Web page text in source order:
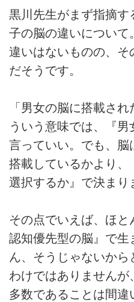
黒川先生がまず指摘す
子の脳の違いについて
違いはないものの、そ
だそうです。
「男女の脳に搭載さ
ういう意味では、『男
言っていい。でも、脳
搭載しているかより、
選択するか』で決まり
その点でいえば、ほと
認知優先型の脳』で生
ん、そうじゃないから
わけではありません
多数であることは間違